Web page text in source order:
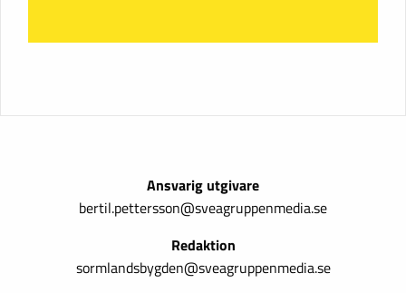
Ansvarig utgivare
bertil.pettersson@sveagruppenmedia.se
Redaktion
sormlandsbygden@sveagruppenmedia.se